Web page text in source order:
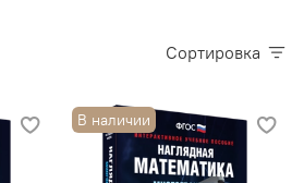
Сортировка
В наличии